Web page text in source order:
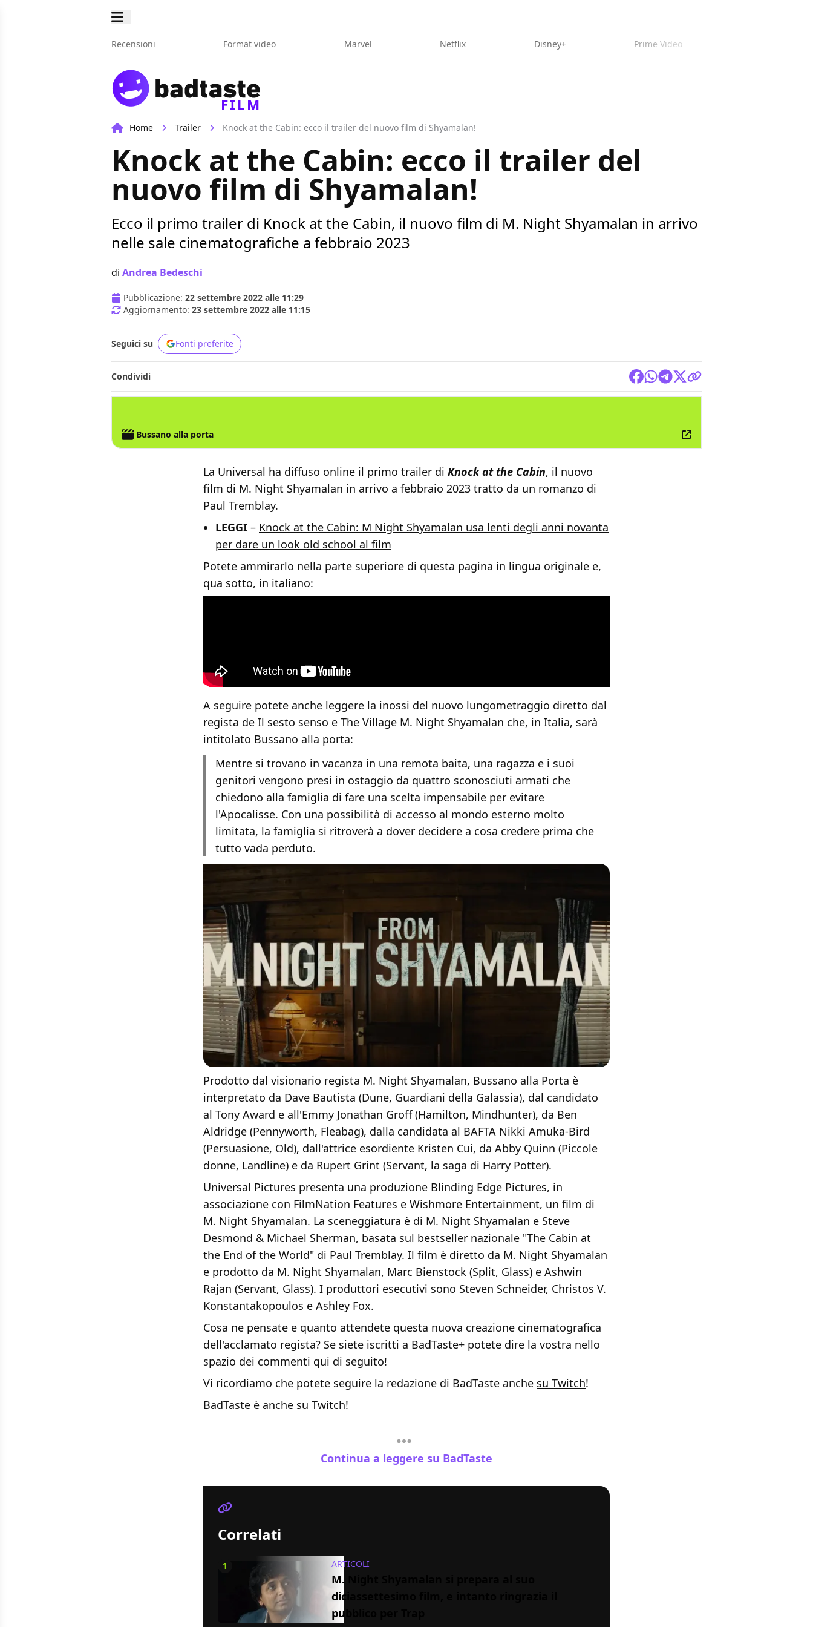
Recensioni Format video Marvel Netflix Disney+ Prime Video
FILM
Home Trailer Knock at the Cabin: ecco il trailer del nuovo film di Shyamalan!
Knock at the Cabin: ecco il trailer del
nuovo film di Shyamalan!
Ecco il primo trailer di Knock at the Cabin, il nuovo film di M. Night Shyamalan in arrivo
nelle sale cinematografiche a febbraio 2023
di Andrea Bedeschi
Pubblicazione: 22 settembre 2022 alle 11:29
Aggiornamento: 23 settembre 2022 alle 11:15
Seguici su Fonti preferite
Condividi
Bussano alla porta
La Universal ha diffuso online il primo trailer di Knock at the Cabin, il nuovo
film di M. Night Shyamalan in arrivo a febbraio 2023 tratto da un romanzo di
Paul Tremblay.
LEGGI – Knock at the Cabin: M Night Shyamalan usa lenti degli anni novanta
per dare un look old school al film
Potete ammirarlo nella parte superiore di questa pagina in lingua originale e,
qua sotto, in italiano:
A seguire potete anche leggere la inossi del nuovo lungometraggio diretto dal
regista de Il sesto senso e The Village M. Night Shyamalan che, in Italia, sarà
intitolato Bussano alla porta:
Mentre si trovano in vacanza in una remota baita, una ragazza e i suoi
genitori vengono presi in ostaggio da quattro sconosciuti armati che
chiedono alla famiglia di fare una scelta impensabile per evitare
l'Apocalisse. Con una possibilità di accesso al mondo esterno molto
limitata, la famiglia si ritroverà a dover decidere a cosa credere prima che
tutto vada perduto.
Prodotto dal visionario regista M. Night Shyamalan, Bussano alla Porta è
interpretato da Dave Bautista (Dune, Guardiani della Galassia), dal candidato
al Tony Award e all'Emmy Jonathan Groff (Hamilton, Mindhunter), da Ben
Aldridge (Pennyworth, Fleabag), dalla candidata al BAFTA Nikki Amuka-Bird
(Persuasione, Old), dall'attrice esordiente Kristen Cui, da Abby Quinn (Piccole
donne, Landline) e da Rupert Grint (Servant, la saga di Harry Potter).
Universal Pictures presenta una produzione Blinding Edge Pictures, in
associazione con FilmNation Features e Wishmore Entertainment, un film di
M. Night Shyamalan. La sceneggiatura è di M. Night Shyamalan e Steve
Desmond & Michael Sherman, basata sul bestseller nazionale "The Cabin at
the End of the World" di Paul Tremblay. Il film è diretto da M. Night Shyamalan
e prodotto da M. Night Shyamalan, Marc Bienstock (Split, Glass) e Ashwin
Rajan (Servant, Glass). I produttori esecutivi sono Steven Schneider, Christos V.
Konstantakopoulos e Ashley Fox.
Cosa ne pensate e quanto attendete questa nuova creazione cinematografica
dell'acclamato regista? Se siete iscritti a BadTaste+ potete dire la vostra nello
spazio dei commenti qui di seguito!
Vi ricordiamo che potete seguire la redazione di BadTaste anche su Twitch!
BadTaste è anche su Twitch!
Continua a leggere su BadTaste
Correlati
1 ARTICOLI
M. Night Shyamalan si prepara al suo
diciassettesimo film, e intanto ringrazia il
pubblico per Trap